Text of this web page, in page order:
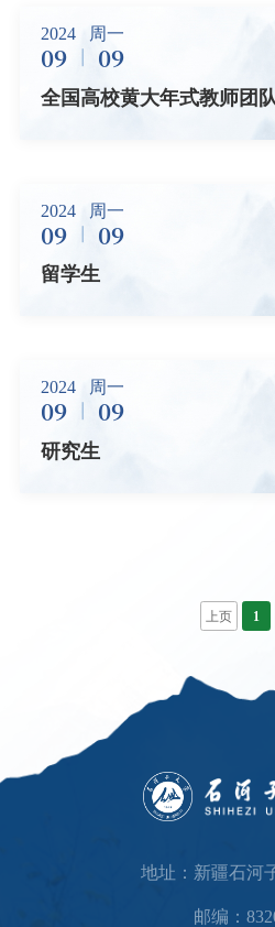
2024 周一
09 09
全国高校黄大年式教师团
2024 周一
09 09
留学生
2024 周一
09 09
研究生
上页 1
地址：新疆石河
邮编：